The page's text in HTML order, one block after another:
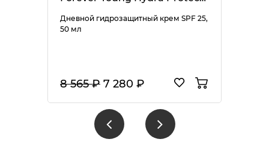
Дневной гидрозащитный крем SPF 25,
50 мл
8 565 ₽ 7 280 ₽